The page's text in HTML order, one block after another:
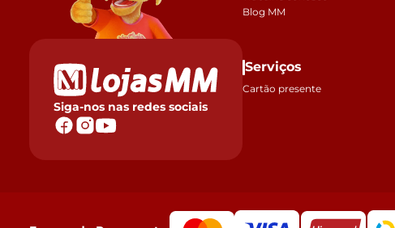
Siga-nos nas redes sociais
Blog MM
Serviços
Cartão presente